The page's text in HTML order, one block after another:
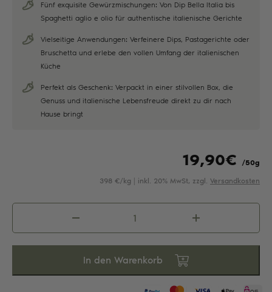
Fünf exquisite Gewürzmischungen: Von Dip Bella Italia bis
Spaghetti aglio e olio für authentische italienische Gerichte
Vielseitige Anwendungen: Verfeinere Dips, Pastagerichte oder
Bruschetta und erlebe den vollen Umfang der italienischen
Küche
Perfekt als Geschenk: Verpackt in einer stilvollen Box, die
Genuss und italienische Lebensfreude direkt zu dir nach
Hause bringt
19,90€ /50g
398 €/kg | inkl. 20% MwSt, zzgl. Versandkosten
Italia
Menge
In den Warenkorb